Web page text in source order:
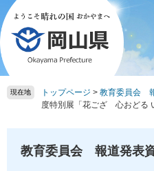
ペ
ー
ジ
の
先
頭
メ
ニ
ュ
ー
を
飛
現在地 トップページ > 教育委員会
度特別展「花ござ 心おどる
教育委員会 報道発表